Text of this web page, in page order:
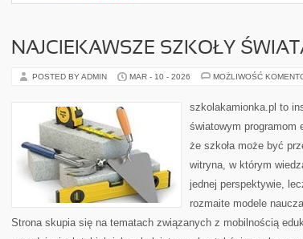
NAJCIEKAWSZE SZKOŁY
POSTED BY ADMIN MAR - 10 - 2026 MOŻLIWOŚĆ
szkolakamionka.pl to
światowym programom
że szkoła może być
witryna, w którym
jednej perspektywie,
rozmaite modele
Strona skupia się na tematach związanych z mobilnością